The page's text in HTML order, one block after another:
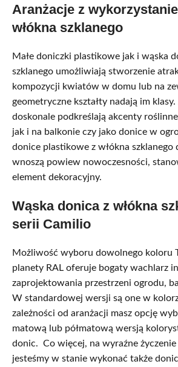
Aranżacje z
włókna szklanego
Małe doniczki plastikowe jak i wąska
szklanego umożliwiają stworzenie
kompozycji kwiatów w domu lub na
geometryczne kształty nadają im
doskonale podkreślają akcenty
jak i na balkonie czy jako donice w
donice plastikowe z włókna szklanego
wnoszą powiew nowoczesności,
element dekoracyjny.
Wąska donica z włókna
serii Camilio
Możliwość wyboru dowolnego koloru
planety RAL oferuje bogaty wachlarz
zaprojektowania przestrzeni ogrodu,
W standardowej wersji są one w
zależności od aranżacji masz opcję
matową lub półmatową wersją
donic. Co więcej, na wyraźne życzenie
jesteśmy w stanie wykonać także